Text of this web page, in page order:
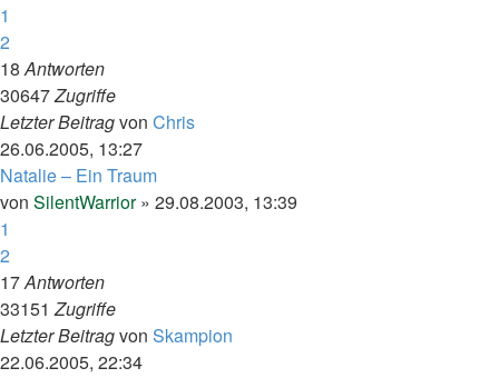
1
2
18Antworten
30647Zugriffe
Letzter Beitragvon Chris
26.06.2005, 13:27
Natalie – Ein Traum
von SilentWarrior» 29.08.2003, 13:39
1
2
17Antworten
33151Zugriffe
Letzter Beitragvon Skampion
22.06.2005, 22:34